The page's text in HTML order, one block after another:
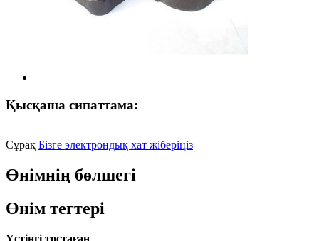
Қысқаша сипаттама:
Сұрақ Бізге электрондық хат жіберіңіз
Өнімнің бөлшегі
Өнім тегтері
Үстіңгі тостаған